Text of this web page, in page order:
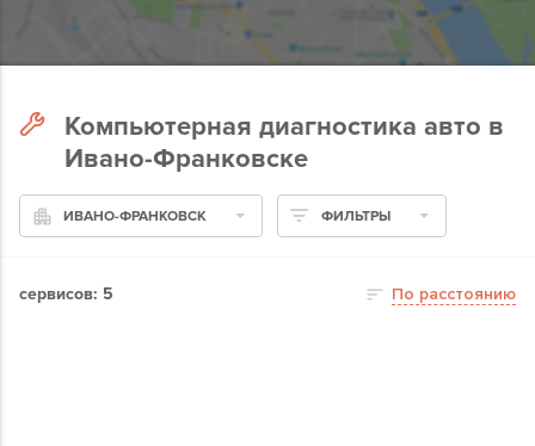
Компьютерная диагностика авто в
Ивано-Франковске
ИВАНО-ФРАНКОВСК ФИЛЬТРЫ
сервисов: 5 По расстоянию